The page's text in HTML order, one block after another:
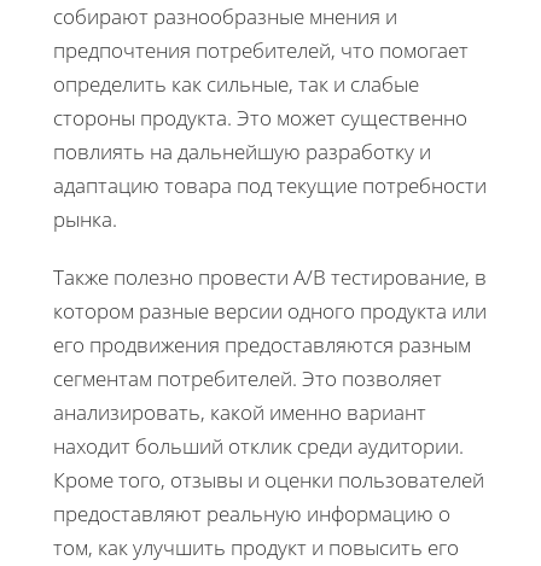
собирают разнообразные мнения и
предпочтения потребителей, что помогает
определить как сильные, так и слабые
стороны продукта. Это может существенно
повлиять на дальнейшую разработку и
адаптацию товара под текущие потребности
рынка.
Также полезно провести A/B тестирование, в
котором разные версии одного продукта или
его продвижения предоставляются разным
сегментам потребителей. Это позволяет
анализировать, какой именно вариант
находит больший отклик среди аудитории.
Кроме того, отзывы и оценки пользователей
предоставляют реальную информацию о
том, как улучшить продукт и повысить его